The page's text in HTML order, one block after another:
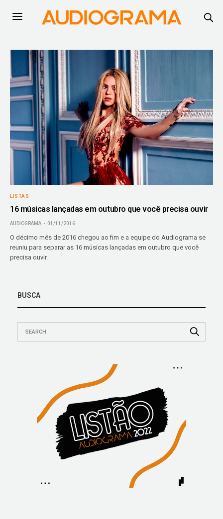
LISTAS
16 músicas lançadas em outubro que você precisa ouvir
AUDIOGRAMA 01/11/2016
O décimo mês de 2016 chegou ao fim e a equipe do Audiograma se
reuniu para separar as 16 músicas lançadas em outubro que você
precisa ouvir.
BUSCA